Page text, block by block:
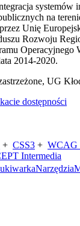
systemów
na
Unię
Rozwoju
Operacyjnego
2014-2020.
UG
dostępności
+ CSS3 + WCAG
Intermedia
Narzędzia